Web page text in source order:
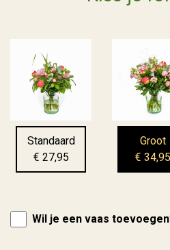
Standaard
€ 27,95
Groot
€ 34,95
Wil je een vaas